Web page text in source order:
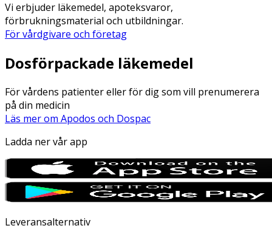
Vi erbjuder läkemedel, apoteksvaror,
förbrukningsmaterial och utbildningar.
För vårdgivare och företag
Dosförpackade läkemedel
För vårdens patienter eller för dig som vill prenumerera
på din medicin
Läs mer om Apodos och Dospac
Ladda ner vår app
Leveransalternativ